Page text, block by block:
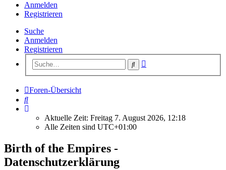
Anmelden
Registrieren
Suche
Anmelden
Registrieren
Suche
Foren-Übersicht
Suche
Aktuelle Zeit: Freitag 7. August 2026, 12:18
Alle Zeiten sind UTC+01:00
Birth of the Empires -
Datenschutzerklärung